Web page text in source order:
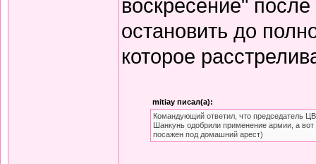
воскресение"
остановить до
которое
mitiay писал(а):
Командующий ответил, что председатель
Шанкунь одобрили применение армии, а
посажен под домашний арест)